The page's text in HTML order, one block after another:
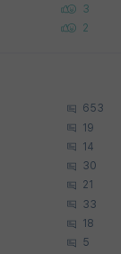
3
2
653
19
14
30
21
33
18
5